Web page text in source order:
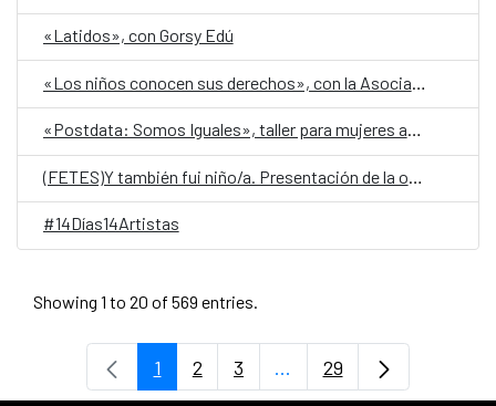
«Latidos», con Gorsy Edú
«Postdata: Somos Iguales», taller para mujeres adolescentes y adultas mayores
#14Días14Artistas
Showing 1 to 20 of 569 entries.
Page
1 Page
2 Page
3 ...Intermediate Pages Use
Page
29